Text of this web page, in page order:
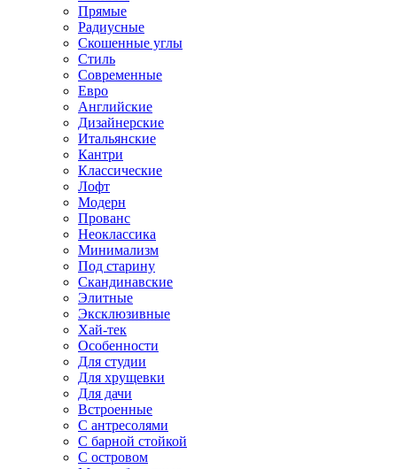
Прямые
Радиусные
Скошенные углы
Стиль
Современные
Евро
Английские
Дизайнерские
Итальянские
Кантри
Классические
Лофт
Модерн
Прованс
Неоклассика
Минимализм
Под старину
Скандинавские
Элитные
Эксклюзивные
Хай-тек
Особенности
Для студии
Для хрущевки
Для дачи
Встроенные
С антресолями
С барной стойкой
С островом